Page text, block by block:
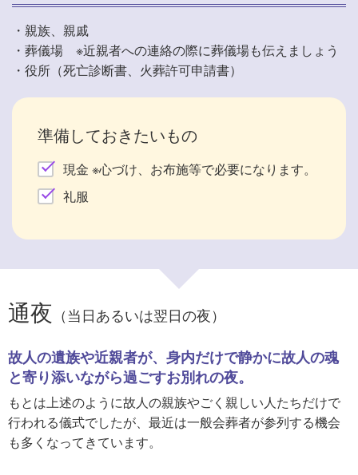
・親族、親戚
・葬儀場 ※近親者への連絡の際に葬儀場も伝えましょう
・役所（死亡診断書、火葬許可申請書）
準備しておきたいもの
現金 ※心づけ、お布施等で必要になります。
礼服
通夜 （当日あるいは翌日の夜）
故人の遺族や近親者が、身内だけで静かに故人の魂
と寄り添いながら過ごすお別れの夜。
もとは上述のように故人の親族やごく親しい人たちだけで
行われる儀式でしたが、最近は一般会葬者が参列する機会
も多くなってきています。